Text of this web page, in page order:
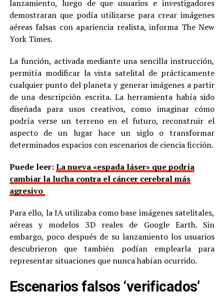
lanzamiento, luego de que usuarios e investigadores
demostraran que podía utilizarse para crear imágenes
aéreas falsas con apariencia realista, informa The New
York Times.
La función, activada mediante una sencilla instrucción,
permitía modificar la vista satelital de prácticamente
cualquier punto del planeta y generar imágenes a partir
de una descripción escrita. La herramienta había sido
diseñada para usos creativos, como imaginar cómo
podría verse un terreno en el futuro, reconstruir el
aspecto de un lugar hace un siglo o transformar
determinados espacios con escenarios de ciencia ficción.
Puede leer:La nueva «espada láser» que podría
cambiar la lucha contra el cáncer cerebral más
agresivo
Para ello, la IA utilizaba como base imágenes satelitales,
aéreas y modelos 3D reales de Google Earth. Sin
embargo, poco después de su lanzamiento los usuarios
descubrieron que también podían emplearla para
representar situaciones que nunca habían ocurrido.
Escenarios falsos ‘verificados’